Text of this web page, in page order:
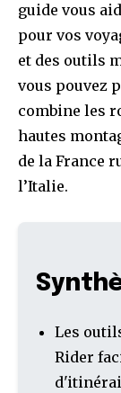
guide vous
pour vos
et des outils
vous pouvez
combine les
hautes
de la France
l’Italie.
Les
Rider